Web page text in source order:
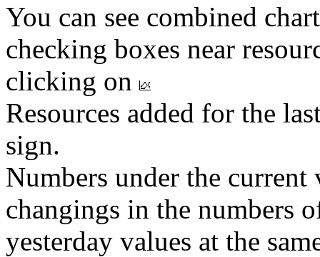
You can see combined
checking boxes near
clicking on
Resources added for the
sign.
Numbers under the
changings in the numbers
yesterday values at the